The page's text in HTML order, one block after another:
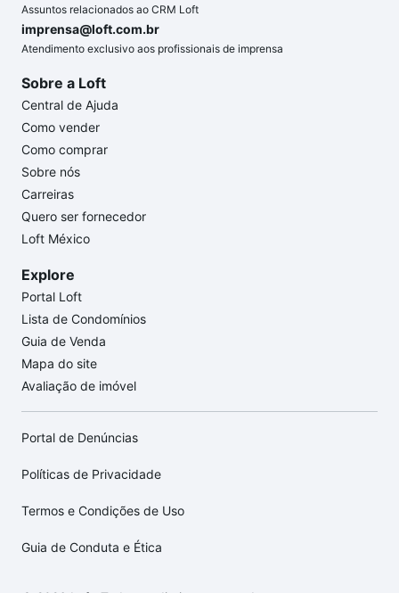
Assuntos relacionados ao CRM Loft
imprensa@loft.com.br
Atendimento exclusivo aos profissionais de imprensa
Sobre a Loft
Central de Ajuda
Como vender
Como comprar
Sobre nós
Carreiras
Quero ser fornecedor
Loft México
Explore
Portal Loft
Lista de Condomínios
Guia de Venda
Mapa do site
Avaliação de imóvel
Portal de Denúncias
Políticas de Privacidade
Termos e Condições de Uso
Guia de Conduta e Ética